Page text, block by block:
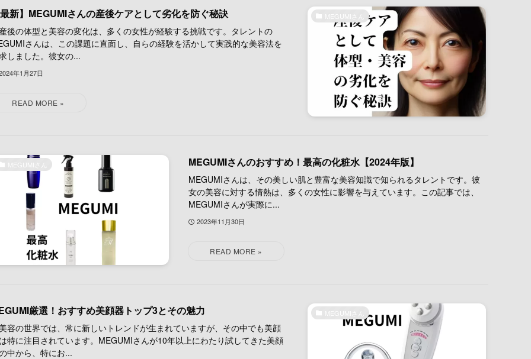
MEGUMIさん
最新】MEGUMIさんの産後ケアとして劣化を防ぐ秘訣
後の体型と美容の変化は、多くの女性が経験する挑戦です。タレントの
さんは、この課題に直面し、自らの経験を活かして実践的な美容法を
しました。彼女の...
年1月27日
MEGUMIさん MEGUMIさんのおすすめ！最高の化粧水【2024年版】
MEGUMIさんは、その美しい肌と豊富な美容知識で知られるタレントです。彼
女の美容に対する情熱は、多くの女性に影響を与えています。この記事では、
MEGUMIさんが実際に...
2023年11月30日
MEGUMIさん
厳選！おすすめ美顔器トップ3とその魅力
容の世界では、常に新しいトレンドが生まれていますが、その中でも美顔
特に注目されています。MEGUMIさんが10年以上にわたり試してきた美顔
中から、特にお...